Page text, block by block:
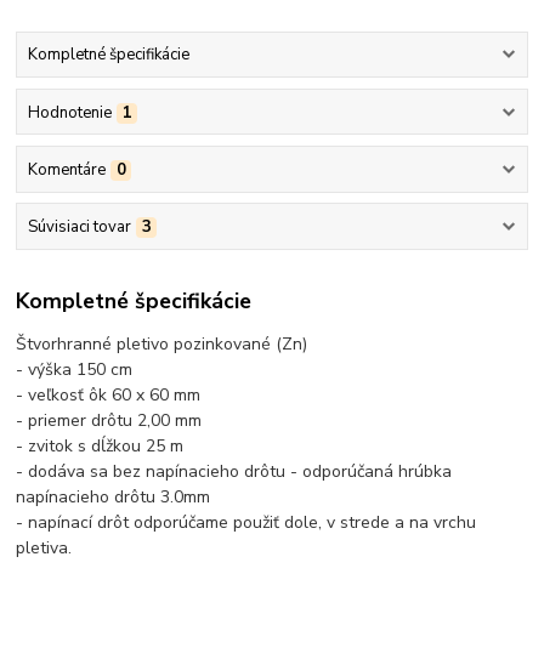
Kompletné špecifikácie
Hodnotenie 1
Komentáre 0
Súvisiaci tovar 3
Kompletné špecifikácie
Štvorhranné pletivo pozinkované (Zn)
- výška 150 cm
- veľkosť ôk 60 x 60 mm
- priemer drôtu 2,00 mm
- zvitok s dĺžkou 25 m
- dodáva sa bez napínacieho drôtu - odporúčaná hrúbka
napínacieho drôtu 3.0mm
- napínací drôt odporúčame použiť dole, v strede a na vrchu
pletiva.